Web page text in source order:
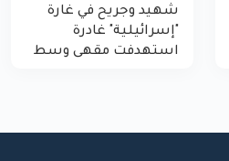
شهيد وجريح في غارة
"إسرائيلية" غادرة
استهدفت مقهى وسط